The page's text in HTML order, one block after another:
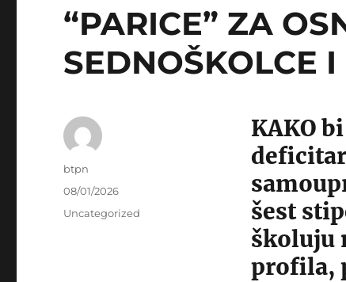
“PARICE” ZA
SEDNOŠKOLCE
KAKO
šest
školuju
profila,
Author
btpn
Posted
08/01/2026
Categories
Uncategorized